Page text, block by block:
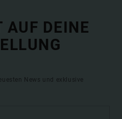
AUF DEINE
News und exklusive